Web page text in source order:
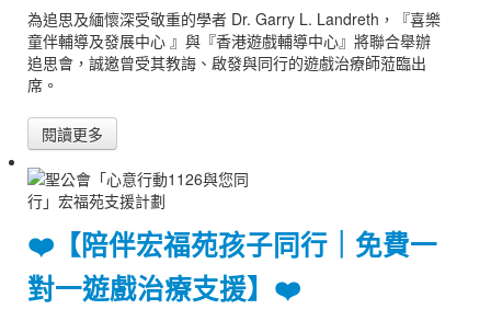
為追思及緬懷深受敬重的學者 Dr. Garry L. Landreth，『喜樂
童伴輔導及發展中心 』與『香港遊戲輔導中心』將聯合舉辦
追思會，誠邀曾受其教誨、啟發與同行的遊戲治療師蒞臨出
席。
閱讀更多
❤️【陪伴宏福苑孩子同行｜免費一
對一遊戲治療支援】❤️